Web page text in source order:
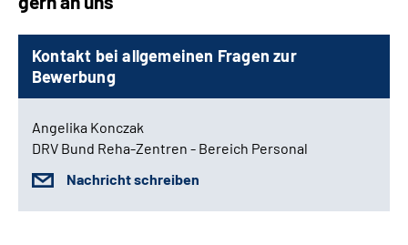
Kontakt bei allgemeinen Fragen zur
Bewerbung
Angelika Konczak
DRV Bund Reha-Zentren - Bereich Personal
Nachricht schreiben